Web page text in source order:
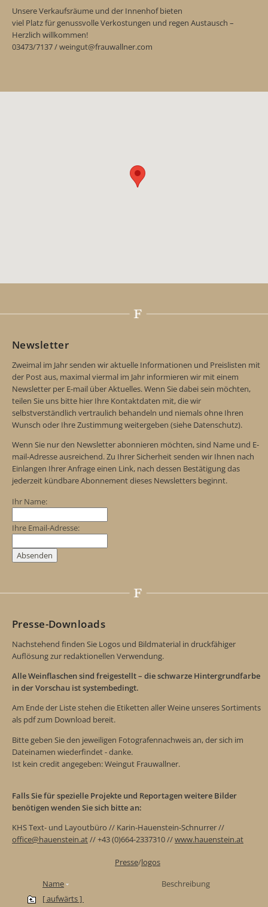
Unsere Verkaufsräume und der Innenhof bieten
viel Platz für genussvolle Verkostungen und regen Austausch –
Herzlich willkommen!
03473/7137 / weingut@frauwallner.com
Newsletter
Zweimal im Jahr senden wir aktuelle Informationen und Preislisten mit
der Post aus, maximal viermal im Jahr informieren wir mit einem
Newsletter per E-mail über Aktuelles. Wenn Sie dabei sein möchten,
teilen Sie uns bitte hier Ihre Kontaktdaten mit, die wir
selbstverständlich vertraulich behandeln und niemals ohne Ihren
Wunsch oder Ihre Zustimmung weitergeben (siehe Datenschutz).
Wenn Sie nur den Newsletter abonnieren möchten, sind Name und E-
mail-Adresse ausreichend. Zu Ihrer Sicherheit senden wir Ihnen nach
Einlangen Ihrer Anfrage einen Link, nach dessen Bestätigung das
jederzeit kündbare Abonnement dieses Newsletters beginnt.
Ihr Name:
Ihre Email-Adresse:
Presse-Downloads
Nachstehend finden Sie Logos und Bildmaterial in druckfähiger
Auflösung zur redaktionellen Verwendung.
Alle Weinflaschen sind freigestellt – die schwarze Hintergrundfarbe
in der Vorschau ist systembedingt.
Am Ende der Liste stehen die Etiketten aller Weine unseres Sortiments
als pdf zum Download bereit.
Bitte geben Sie den jeweiligen Fotografennachweis an, der sich im
Dateinamen wiederfindet - danke.
Ist kein credit angegeben: Weingut Frauwallner.
Falls Sie für spezielle Projekte und Reportagen weitere Bilder
benötigen wenden Sie sich bitte an:
KHS Text- und Layoutbüro // Karin-Hauenstein-Schnurrer //
office@hauenstein.at// +43 (0)664-2337310 //www.hauenstein.at
Presse/logos
Name
Beschreibung
[ aufwärts ]